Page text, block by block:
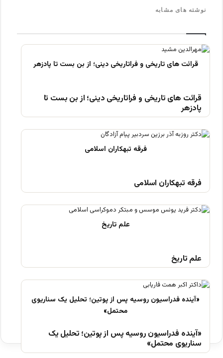
نوشته های مشابه
قرائت های تاریخی و فراتاریخی دینی؛ از بن بست تا
پادزهر
فرقه تبهکاران اسلامی
علم تاریخ
«آینده فدراسیون روسیه پس از پوتین؛ تحلیل یک
سناریوی محتمل»